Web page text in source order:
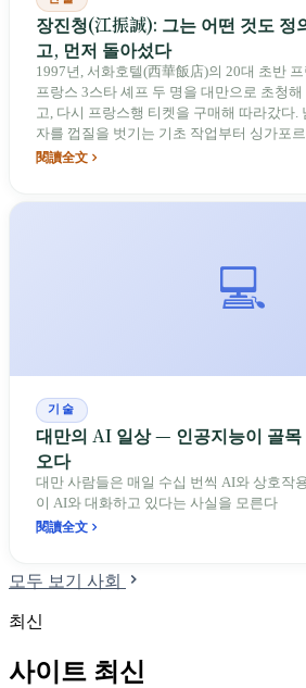
장진청(江振誠): 그는 어떤 것도 정
고, 먼저 돌아섰다
1997년, 서화호텔(西華飯店)의 20대 초반
프랑스 3스타 셰프 두 명을 대만으로 초청
고, 다시 프랑스행 티켓을 구매해 따라갔다.
자를 껍질을 벗기는 기초 작업부터 싱가포
등극, 이듬해主动적인 폐점, 그리고 타이베
閱讀全文
💻
기술
대만의 AI 일상 — 인공지능이 골목
오다
대만 사람들은 매일 수십 번씩 AI와 상호작
이 AI와 대화하고 있다는 사실을 모른다
閱讀全文
모두 보기 사회
최신
사이트 최신